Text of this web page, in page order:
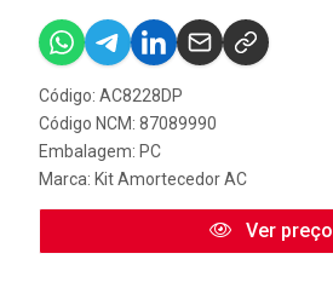
Código: AC8228DP
Código NCM: 87089990
Embalagem: PC
Marca: Kit Amortecedor AC
Ver preço